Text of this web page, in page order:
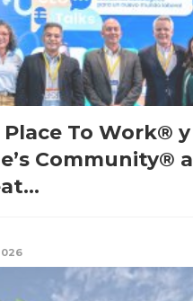
To Work®
Community®